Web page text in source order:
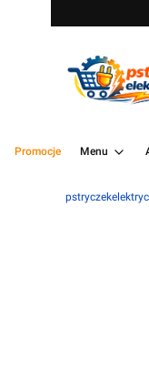
Promocje Menu